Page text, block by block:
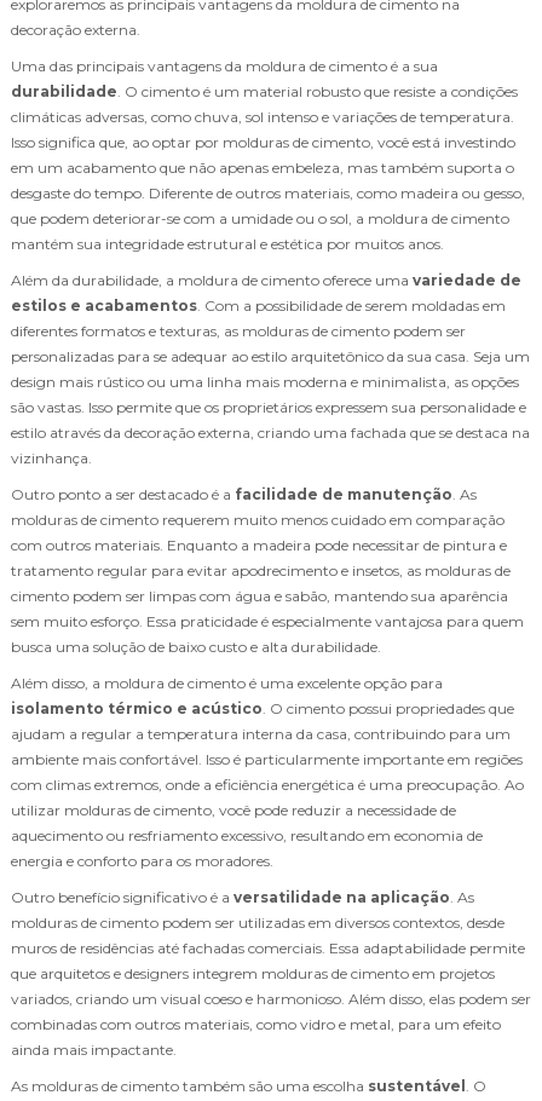
exploraremos as principais vantagens da moldura de cimento na
decoração externa.
Uma das principais vantagens da moldura de cimento é a sua
durabilidade. O cimento é um material robusto que resiste a condições
climáticas adversas, como chuva, sol intenso e variações de temperatura.
Isso significa que, ao optar por molduras de cimento, você está investindo
em um acabamento que não apenas embeleza, mas também suporta o
desgaste do tempo. Diferente de outros materiais, como madeira ou gesso,
que podem deteriorar-se com a umidade ou o sol, a moldura de cimento
mantém sua integridade estrutural e estética por muitos anos.
Além da durabilidade, a moldura de cimento oferece uma variedade de
estilos e acabamentos. Com a possibilidade de serem moldadas em
diferentes formatos e texturas, as molduras de cimento podem ser
personalizadas para se adequar ao estilo arquitetônico da sua casa. Seja um
design mais rústico ou uma linha mais moderna e minimalista, as opções
são vastas. Isso permite que os proprietários expressem sua personalidade e
estilo através da decoração externa, criando uma fachada que se destaca na
vizinhança.
Outro ponto a ser destacado é a facilidade de manutenção. As
molduras de cimento requerem muito menos cuidado em comparação
com outros materiais. Enquanto a madeira pode necessitar de pintura e
tratamento regular para evitar apodrecimento e insetos, as molduras de
cimento podem ser limpas com água e sabão, mantendo sua aparência
sem muito esforço. Essa praticidade é especialmente vantajosa para quem
busca uma solução de baixo custo e alta durabilidade.
Além disso, a moldura de cimento é uma excelente opção para
isolamento térmico e acústico. O cimento possui propriedades que
ajudam a regular a temperatura interna da casa, contribuindo para um
ambiente mais confortável. Isso é particularmente importante em regiões
com climas extremos, onde a eficiência energética é uma preocupação. Ao
utilizar molduras de cimento, você pode reduzir a necessidade de
aquecimento ou resfriamento excessivo, resultando em economia de
energia e conforto para os moradores.
Outro benefício significativo é a versatilidade na aplicação. As
molduras de cimento podem ser utilizadas em diversos contextos, desde
muros de residências até fachadas comerciais. Essa adaptabilidade permite
que arquitetos e designers integrem molduras de cimento em projetos
variados, criando um visual coeso e harmonioso. Além disso, elas podem ser
combinadas com outros materiais, como vidro e metal, para um efeito
ainda mais impactante.
As molduras de cimento também são uma escolha sustentável . O